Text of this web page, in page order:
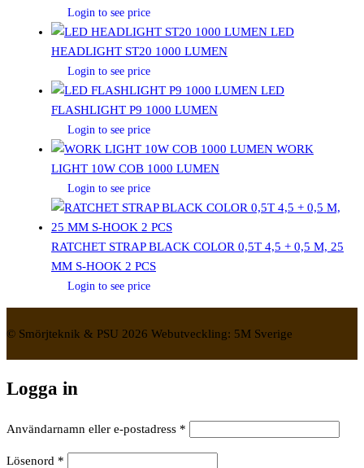
Login to see price
LED
HEADLIGHT ST20 1000 LUMEN
Login to see price
LED
FLASHLIGHT P9 1000 LUMEN
Login to see price
WORK
LIGHT 10W COB 1000 LUMEN
Login to see price
RATCHET STRAP BLACK COLOR 0,5T 4,5 + 0,5 M, 25
MM S-HOOK 2 PCS
Login to see price
© Smörjteknik & PSU 2026 Webutveckling: 5M Sverige
Logga in
Användarnamn eller e-postadress *
Lösenord *